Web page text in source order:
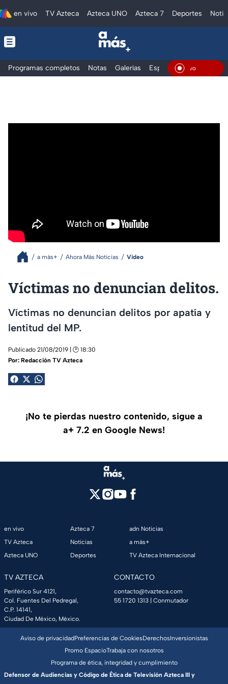
en vivo TV Azteca Azteca UNO Azteca 7 Deportes
Programas completos Notas Galerías EspecialesEn Vivo
a más+ Ahora Más Noticias Video
Víctimas no denuncian delitos.
Víctimas no denuncian delitos por apatía y
lentitud del MP.
Publicado 21/08/2019 | 🕑 18:30
Por: Redacción TV Azteca
¡No te pierdas nuestro contenido, sigue a
a+ 7.2 en Google News!
en vivo
TV Azteca
Azteca UNO
Azteca 7
Noticias
Deportes
adn Noticias
a más+
TV Azteca Internacional
TV AZTECA
Periférico Sur 4121,
Col. Fuentes Del Pedregal,
C.P. 14141,
Ciudad De México, México.
CONTACTO
contacto@tvazteca.com
55 1720 1313 | Conmutador
Aviso de privacidadPreferencias de CookiesDerechosInversionistas
Promo EspacioTrabaja con nosotros
Programa de ética, integridad y cumplimiento
Defensor de Audiencias y Código de Ética de Televisión Azteca III y